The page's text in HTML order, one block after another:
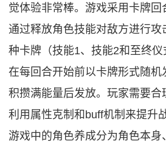
觉体验非常棒。游戏采用卡牌回
通过释放角色技能对敌方进行攻
种卡牌（技能1、技能2和至终
在每回合开始前以卡牌形式随机
积攒满能量后发放。玩家需要合
利用属性克制和buff机制来提升
游戏中的角色养成分为角色本身